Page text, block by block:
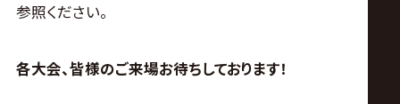
参照ください。
各大会、皆様のご来場お待ちしております！